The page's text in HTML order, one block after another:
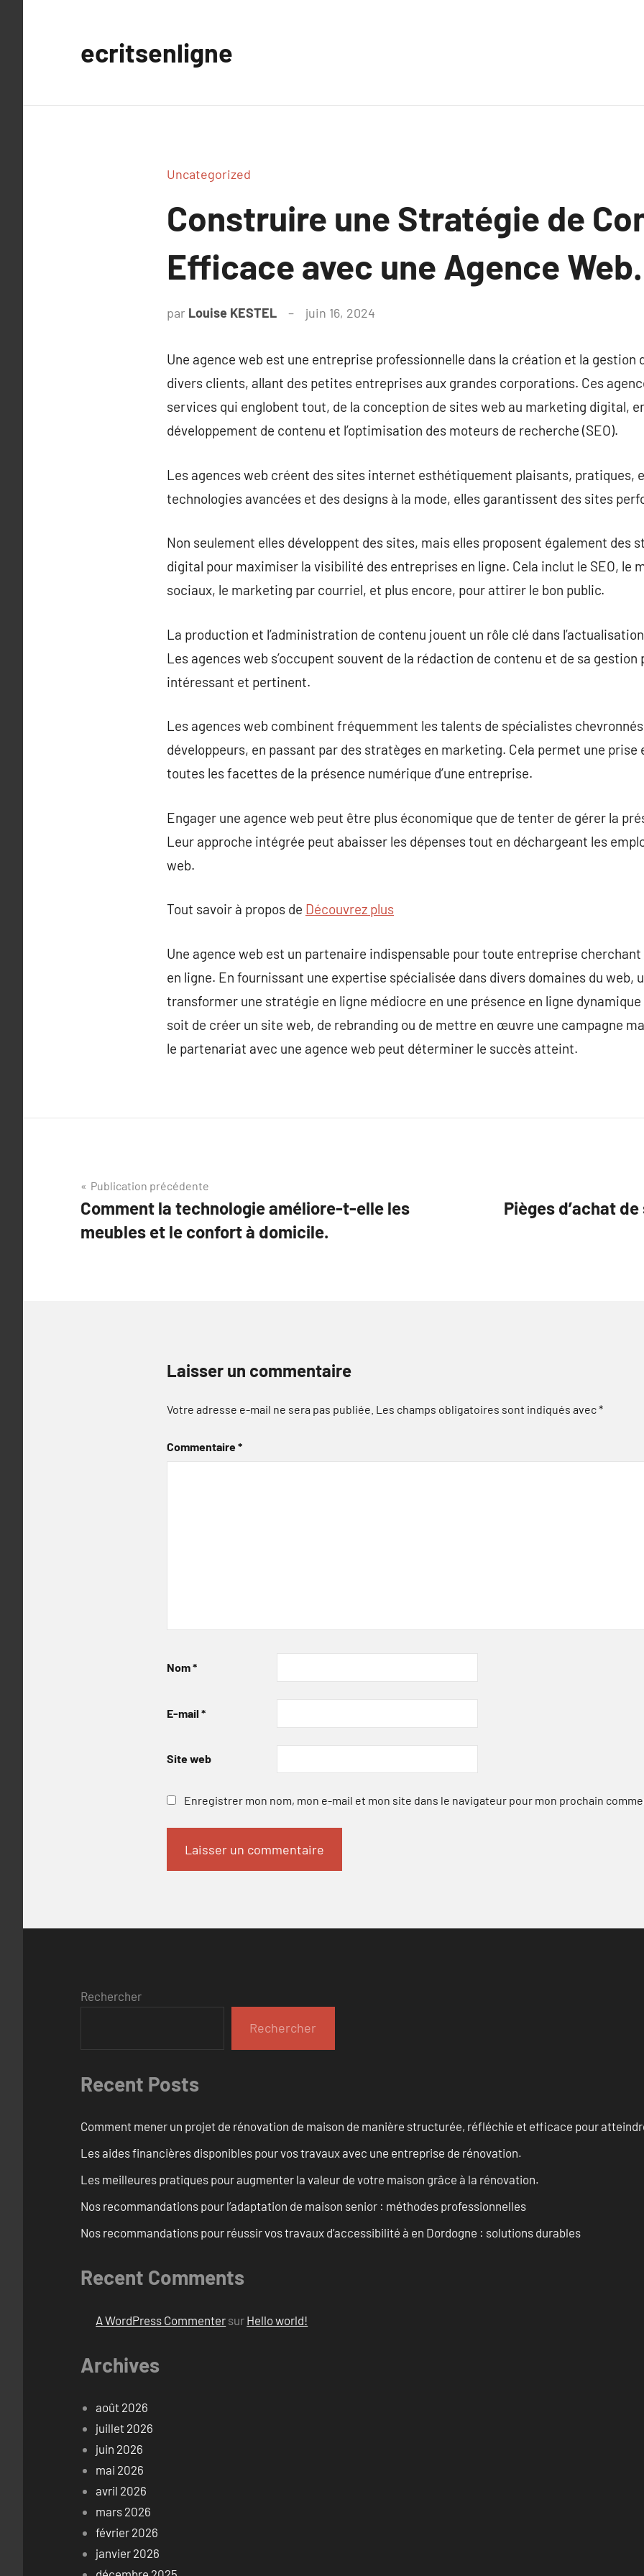
ecritsenligne
Uncategorized
Construire une Stratégie de
Efficace avec une Agence Web.
par Louise KESTEL juin 16, 2024
Une agence web est une entreprise professionnelle dans la création et la gestion
divers clients, allant des petites entreprises aux grandes corporations. Ces
services qui englobent tout, de la conception de sites web au marketing digital,
développement de contenu et l’optimisation des moteurs de recherche (SEO).
Les agences web créent des sites internet esthétiquement plaisants, pratiques,
technologies avancées et des designs à la mode, elles garantissent des sites
Non seulement elles développent des sites, mais elles proposent également des
digital pour maximiser la visibilité des entreprises en ligne. Cela inclut le SEO, le
sociaux, le marketing par courriel, et plus encore, pour attirer le bon public.
La production et l’administration de contenu jouent un rôle clé dans
Les agences web s’occupent souvent de la rédaction de contenu et de sa
intéressant et pertinent.
Les agences web combinent fréquemment les talents de spécialistes
développeurs, en passant par des stratèges en marketing. Cela permet une prise
toutes les facettes de la présence numérique d’une entreprise.
Engager une agence web peut être plus économique que de tenter de gérer la
Leur approche intégrée peut abaisser les dépenses tout en déchargeant les
web.
Tout savoir à propos de Découvrez plus
Une agence web est un partenaire indispensable pour toute entreprise
en ligne. En fournissant une expertise spécialisée dans divers domaines du web,
transformer une stratégie en ligne médiocre en une présence en ligne dynamique
soit de créer un site web, de rebranding ou de mettre en œuvre une campagne
le partenariat avec une agence web peut déterminer le succès atteint.
Navigation
de
l’article
Publication précédente
Comment la technologie améliore-t-elle les
meubles et le confort à domicile.
Pièges d’achat
Laisser un commentaire
Votre adresse e-mail ne sera pas publiée. Les champs obligatoires sont indiqués avec*
Commentaire*
Nom*
E-mail *
Site web
Enregistrer mon nom, mon e-mail et mon site dans le navigateur pour mon prochain
Rechercher
Rechercher
Recent Posts
Comment mener un projet de rénovation de maison de manière structurée, réfléchie et efficace pour
Les aides financières disponibles pour vos travaux avec une entreprise de rénovation.
Les meilleures pratiques pour augmenter la valeur de votre maison grâce à la rénovation.
Nos recommandations pour l’adaptation de maison senior : méthodes professionnelles
Nos recommandations pour réussir vos travaux d’accessibilité à en Dordogne : solutions durables
Recent Comments
A WordPress Commenter sur Hello world!
Archives
août 2026
juillet 2026
juin 2026
mai 2026
avril 2026
mars 2026
février 2026
janvier 2026